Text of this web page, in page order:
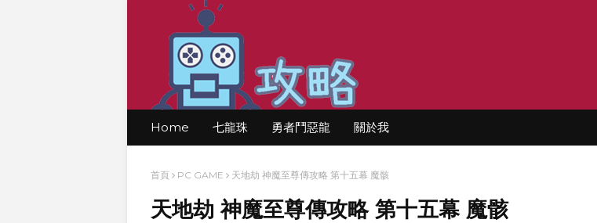
Home 七龍珠 勇者鬥惡龍 關於我
首頁 PC GAME 天地劫 神魔至尊傳攻略 第十五幕 魔骸
天地劫 神魔至尊傳攻略 第十五幕 魔骸